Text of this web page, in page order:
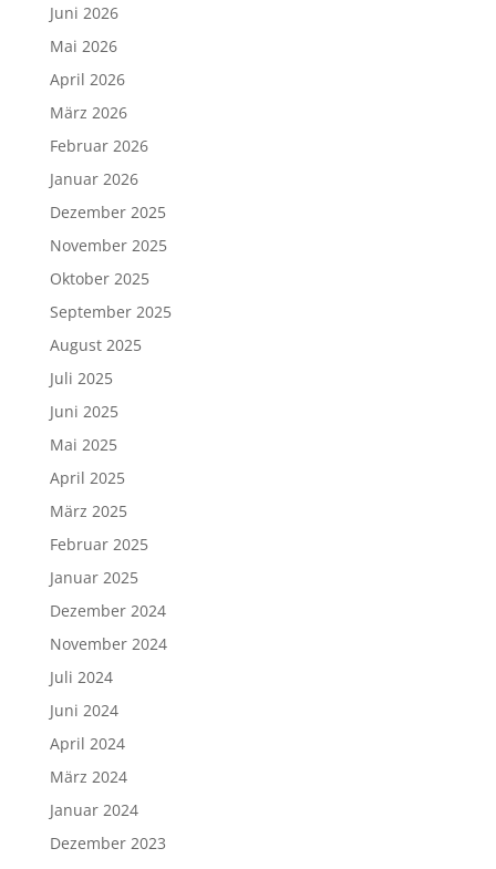
Juni 2026
Mai 2026
April 2026
März 2026
Februar 2026
Januar 2026
Dezember 2025
November 2025
Oktober 2025
September 2025
August 2025
Juli 2025
Juni 2025
Mai 2025
April 2025
März 2025
Februar 2025
Januar 2025
Dezember 2024
November 2024
Juli 2024
Juni 2024
April 2024
März 2024
Januar 2024
Dezember 2023